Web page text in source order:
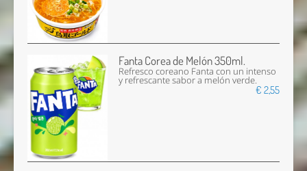
Fanta Corea de Melón 350ml.
Refresco coreano Fanta con un intenso
y refrescante sabor a melón verde.
€ 2,55